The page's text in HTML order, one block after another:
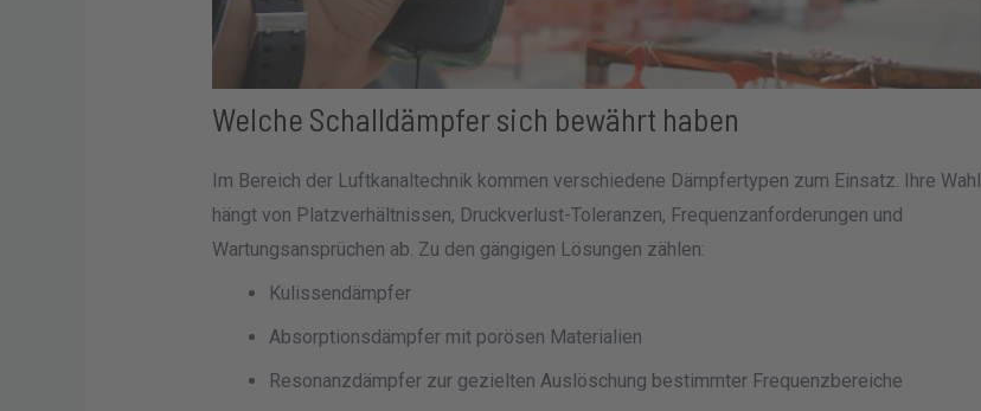
Welche Schalldämpfer sich bewährt haben
Im Bereich der Luftkanaltechnik kommen verschiedene Dämpfertypen zum Einsatz. Ihre Wahl
hängt von Platzverhältnissen, Druckverlust-Toleranzen, Frequenzanforderungen und
Wartungsansprüchen ab. Zu den gängigen Lösungen zählen:
Kulissendämpfer
Absorptionsdämpfer mit porösen Materialien
Resonanzdämpfer zur gezielten Auslöschung bestimmter Frequenzbereiche